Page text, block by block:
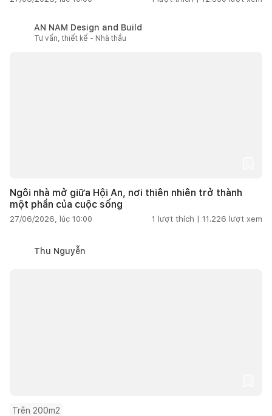
AN NAM Design and Build
Tư vấn, thiết kế - Nhà thầu
Ngôi nhà mở giữa Hội An, nơi thiên nhiên trở thành
một phần của cuộc sống
27/06/2026, lúc 10:00 1 lượt thích | 11.226 lượt xem
Thu Nguyễn
Trên 200m2